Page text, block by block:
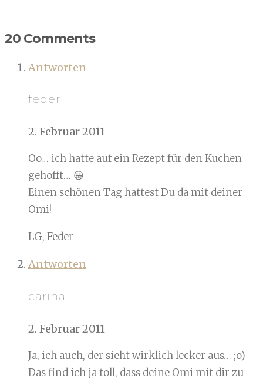
20 Comments
Antworten
feder
2. Februar 2011
Oo… ich hatte auf ein Rezept für den Kuchen
gehofft… 😀
Einen schönen Tag hattest Du da mit deiner
Omi!
LG, Feder
Antworten
carina
2. Februar 2011
Ja, ich auch, der sieht wirklich lecker aus… ;o)
Das find ich ja toll, dass deine Omi mit dir zu